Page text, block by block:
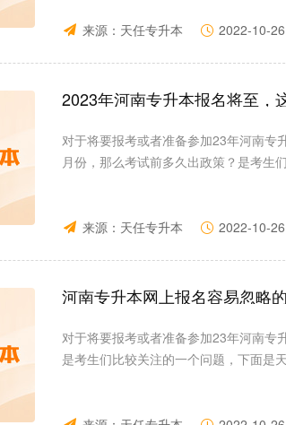
来源： 天任专升本 2022-10-26
2023年河南专升本报名将至，
对于将要报考或者准备参加23年河南专
月份，那么考试前多久出政策？是考生
来源： 天任专升本 2022-10-26
河南专升本网上报名容易忽略
对于将要报考或者准备参加23年河南专
是考生们比较关注的一个问题，下面是